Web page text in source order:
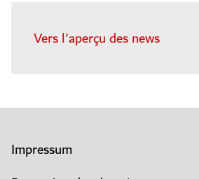
Vers l'aperçu des news
Impressum